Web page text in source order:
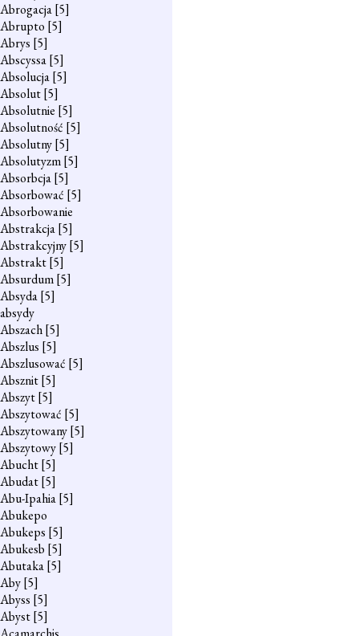
Abrogacja[5]
Abrupto [5]
Abrys [5]
Abscyssa[5]
Absolucja[5]
Absolut[5]
Absolutnie [5]
Absolutność [5]
Absolutny[5]
Absolutyzm[5]
Absorbcja[5]
Absorbować [5]
Absorbowanie
Abstrakcja[5]
Abstrakcyjny[5]
Abstrakt[5]
Absurdum[5]
Absyda[5]
absydy
Abszach[5]
Abszlus [5]
Abszlusować [5]
Absznit[5]
Abszyt[5]
Abszytować [5]
Abszytowany[5]
Abszytowy[5]
Abucht[5]
Abudat[5]
Abu-Ipahia[5]
Abukepo
Abukeps [5]
Abukesb [5]
Abutaka[5]
Aby[5]
Abyss [5]
Abyst[5]